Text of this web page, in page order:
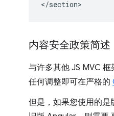
内容安全政策简述
与许多其他 JS MVC
任何调整即可在严格的
但是，如果您使用的是